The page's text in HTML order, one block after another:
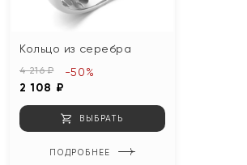
Кольцо из серебра
4 216 ₽
2 108 ₽
-50%
ВЫБРАТЬ
ПОДРОБНЕЕ